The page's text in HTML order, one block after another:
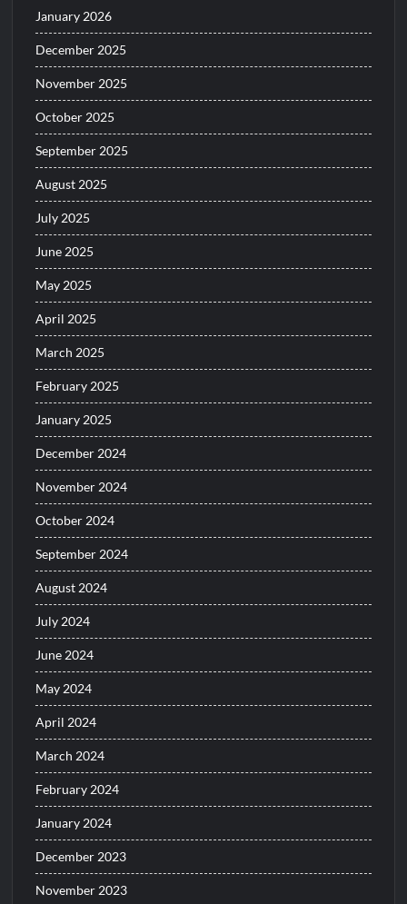
January 2026
December 2025
November 2025
October 2025
September 2025
August 2025
July 2025
June 2025
May 2025
April 2025
March 2025
February 2025
January 2025
December 2024
November 2024
October 2024
September 2024
August 2024
July 2024
June 2024
May 2024
April 2024
March 2024
February 2024
January 2024
December 2023
November 2023